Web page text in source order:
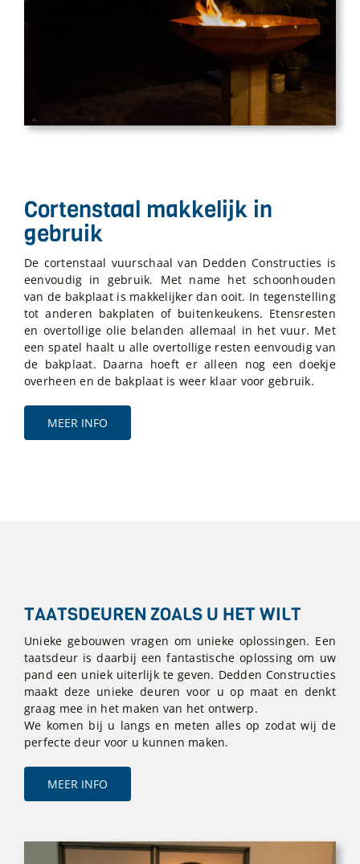
Cortenstaal makkelijk in
gebruik
De cortenstaal vuurschaal van Dedden Constructies is
eenvoudig in gebruik. Met name het schoonhouden
van de bakplaat is makkelijker dan ooit. In tegenstelling
tot anderen bakplaten of buitenkeukens. Etensresten
en overtollige olie belanden allemaal in het vuur. Met
een spatel haalt u alle overtollige resten eenvoudig van
de bakplaat. Daarna hoeft er alleen nog een doekje
overheen en de bakplaat is weer klaar voor gebruik.
MEER INFO
TAATSDEUREN ZOALS U HET WILT
Unieke gebouwen vragen om unieke oplossingen. Een
taatsdeur is daarbij een fantastische oplossing om uw
pand een uniek uiterlijk te geven. Dedden Constructies
maakt deze unieke deuren voor u op maat en denkt
graag mee in het maken van het ontwerp.
We komen bij u langs en meten alles op zodat wij de
perfecte deur voor u kunnen maken.
MEER INFO